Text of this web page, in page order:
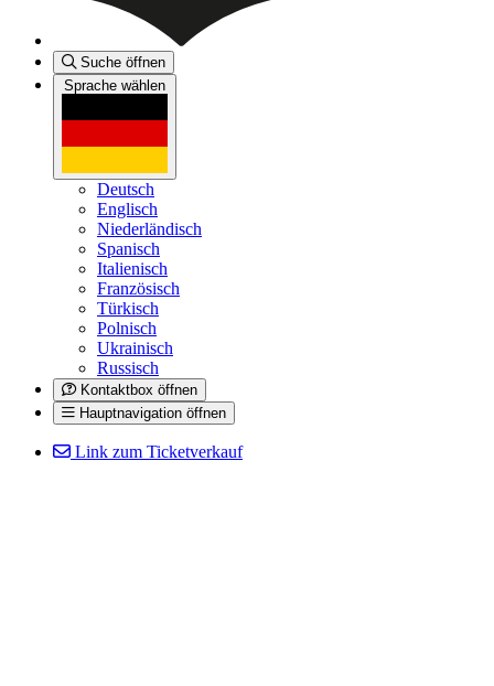
Suche öffnen
Sprache wählen
Deutsch
Englisch
Niederländisch
Spanisch
Italienisch
Französisch
Türkisch
Polnisch
Ukrainisch
Russisch
Kontaktbox öffnen
Hauptnavigation öffnen
Link zum Ticketverkauf